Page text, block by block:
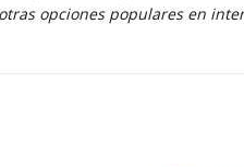
opciones populares en